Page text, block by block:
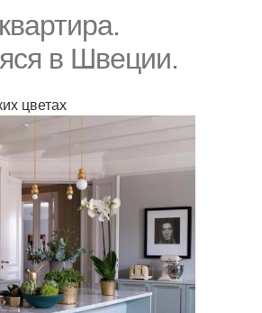
в Швеции.
цветах